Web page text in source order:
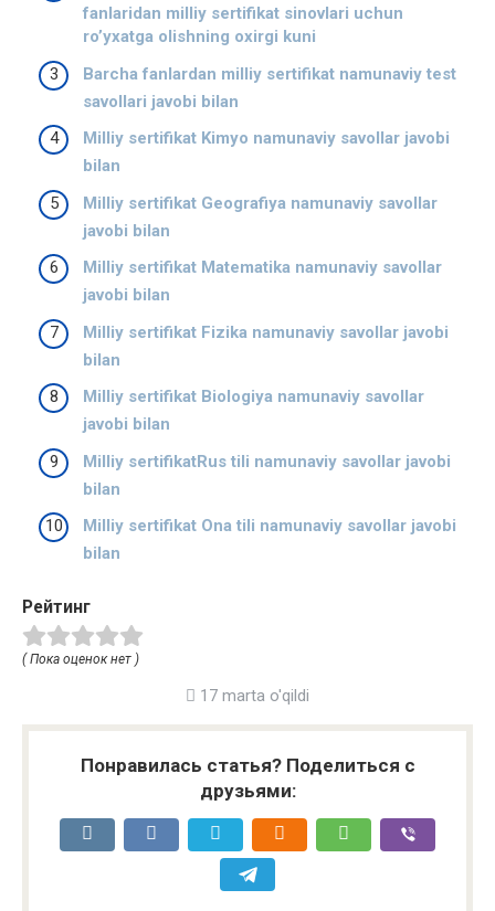
fanlaridan milliy sertifikat sinovlari uchun
ro’yxatga olishning oxirgi kuni
Barcha fanlardan milliy sertifikat namunaviy test
savollari javobi bilan
Milliy sertifikat Kimyo namunaviy savollar javobi
bilan
Milliy sertifikat Geografiya namunaviy savollar
javobi bilan
Milliy sertifikat Matematika namunaviy savollar
javobi bilan
Milliy sertifikat Fizika namunaviy savollar javobi
bilan
Milliy sertifikat Biologiya namunaviy savollar
javobi bilan
Milliy sertifikatRus tili namunaviy savollar javobi
bilan
Milliy sertifikat Ona tili namunaviy savollar javobi
bilan
Рейтинг
( Пока оценок нет )
17 marta o'qildi
Понравилась статья? Поделиться с
друзьями: